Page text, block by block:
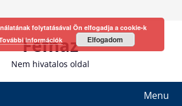
Fefhaz
Nem hivatalos oldal
Menu
folytatásával Ön elfogadja a cookie-k
információk Elfogadom